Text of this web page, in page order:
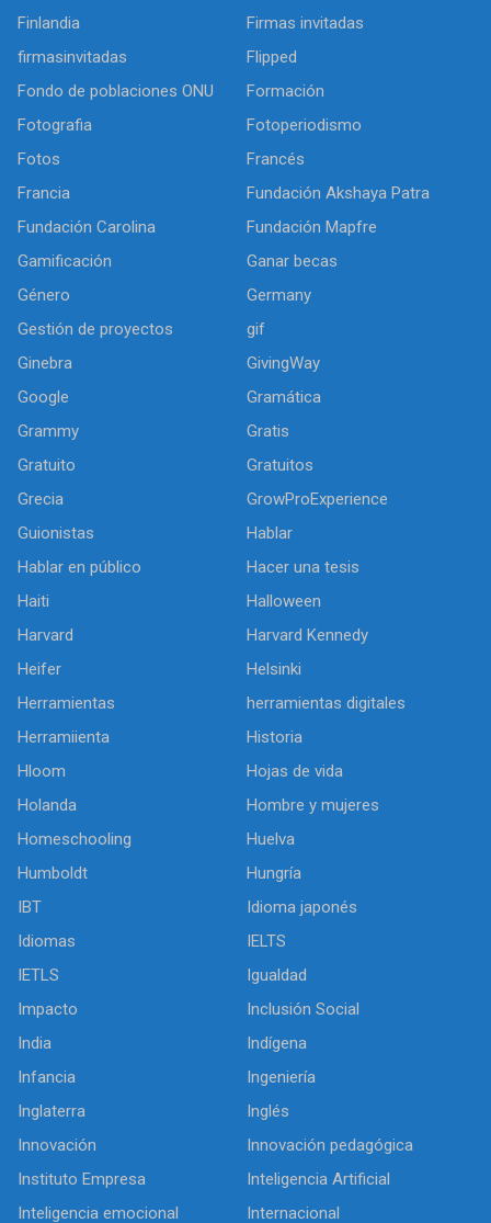
Finlandia
Firmas invitadas
firmasinvitadas
Flipped
Fondo de poblaciones ONU
Formación
Fotografia
Fotoperiodismo
Fotos
Francés
Francia
Fundación Akshaya Patra
Fundación Carolina
Fundación Mapfre
Gamificación
Ganar becas
Género
Germany
Gestión de proyectos
gif
Ginebra
GivingWay
Google
Gramática
Grammy
Gratis
Gratuito
Gratuitos
Grecia
GrowProExperience
Guionistas
Hablar
Hablar en público
Hacer una tesis
Haiti
Halloween
Harvard
Harvard Kennedy
Heifer
Helsinki
Herramientas
herramientas digitales
Herramiienta
Historia
Hloom
Hojas de vida
Holanda
Hombre y mujeres
Homeschooling
Huelva
Humboldt
Hungría
IBT
Idioma japonés
Idiomas
IELTS
IETLS
Igualdad
Impacto
Inclusión Social
India
Indígena
Infancia
Ingeniería
Inglaterra
Inglés
Innovación
Innovación pedagógica
Instituto Empresa
Inteligencia Artificial
Inteligencia emocional
Internacional